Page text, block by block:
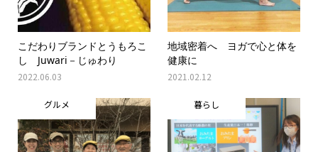
こだわりブランドとうもろこ
し Juwari－じゅわり
2022.06.03
地域密着へ ヨガで心と体を
健康に
2021.02.12
グルメ 暮らし